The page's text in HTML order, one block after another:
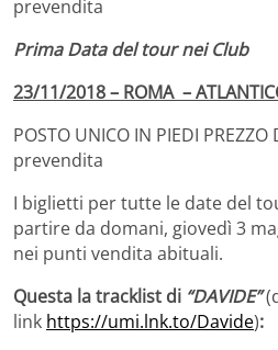
prevendita
Prima Data del tour nei Club
23/11/2018 – ROMA –
POSTO UNICO IN PIEDI PREZZO
prevendita
I biglietti per tutte le date del
partire da domani, giovedì 3
nei punti vendita abituali.
Questa la tracklist di “DAVIDE”
link https://umi.lnk.to/Davide):